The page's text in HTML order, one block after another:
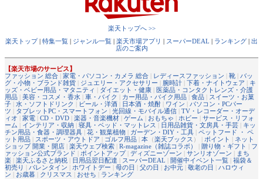
楽天トップへ >>
楽天トップ| 特集一覧 | ジャンル一覧 | 楽天市場アプリ | スーパーDEAL | ランキング | 出
店のご案内
【楽天市場のサービス】
ファッション 総合 | 家電・パソコン・カメラ 総合 | レディースファッション | 靴 | バッ
グ・小物・ブランド雑貨 | ジュエリー・アクセサリー | 腕時計 | 下着・ナイトウェア | キ
ッズ・ベビー用品・マタニティ | ダイエット・健康 | 医薬品・コンタクトレンズ・介護
用品 | 美容・コスメ・香水 | 車・バイク | カー用品・バイク用品 | 食品 | スイーツ・お菓
子 | 水・ソフトドリンク | ビール・洋酒 | 日本酒・焼酎 | ワイン | パソコン・PCパー
ツ | タブレットPC・スマートフォン | 光回線・モバイル通信 | TV・レコーダー・オーデ
ィオ | 家電 | CD・DVD | 楽器・音楽機材 | ゲーム | おもちゃ | ホビー | サービス・リフォ
ーム | インテリア・収納 | 寝具・ベッド・マットレス | 日用品雑貨・文房具・手芸 | キッ
チン用品・食器・調理器具 | 花・観葉植物 | ガーデン・DIY・工具 | ペットフード ・ ペ
ット用品 | スポーツ・アウトドア | ゴルフ用品 | 本 （楽天ブックス ） | ポイント | ネット
ショップ 開業・開店 | 楽天ウェブ検索 | R-magazine（雑誌コラボ） | 贈り物・ギフト | フ
ァッション公式ブランド | ポイントアップ| ディズニーゾーン | サンリオゾーン | まち
楽 | 楽天ふるさと納税 | 日用品翌日配達 | スーパーDEAL | 開催中イベント一覧 | 福袋＆
初売り | バレンタイン | ホワイトデー | 母の日 | 父の日 | お中元 | 敬老の日 | ハロウィ
ン | お歳暮 | クリスマス | おせち | ランキング